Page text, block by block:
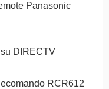
Panasonic
DIRECTV
RCR612